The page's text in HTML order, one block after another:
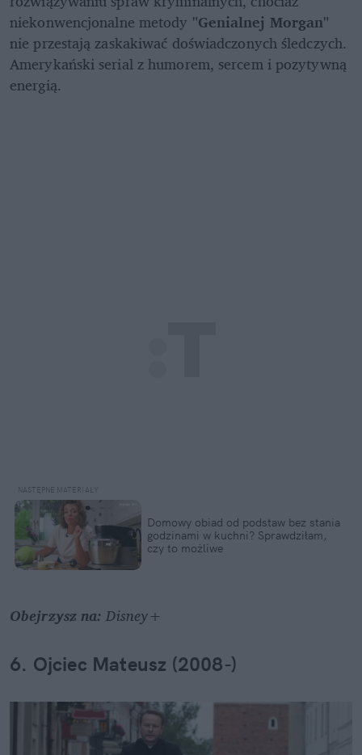
niekonwencjonalne metody
nie przestają zaskakiwać doświadczonych śledczych.
Amerykański serial z humorem, sercem i pozytywną
energią.
Domowy obiad od podstaw bez stania
godzinami w kuchni? Sprawdziłam,
czy to możliwe
Obejrzysz na: Disney+
6. Ojciec Mateusz (2008-)